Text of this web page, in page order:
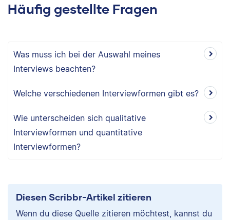
Häufig gestellte Fragen
Was muss ich bei der Auswahl meines
Interviews beachten?
Welche verschiedenen Interviewformen gibt es?
Wie unterscheiden sich qualitative
Interviewformen und quantitative
Interviewformen?
Diesen Scribbr-Artikel zitieren
Wenn du diese Quelle zitieren möchtest, kannst du